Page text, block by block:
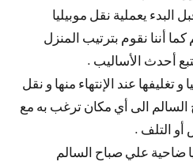
البدء يعملية نقل موبيليا
أننا نقوم بترتيب المنزل
أحدث الأساليب .
و تغليفها عند الإنتهاء منها و نقل
السالم الى أي مكان ترغب به مع
التلف .
ضاحية علي صباح السالم